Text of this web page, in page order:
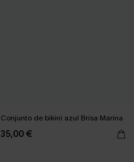
Conjunto de bikini azul Brisa Marina
35,00 €